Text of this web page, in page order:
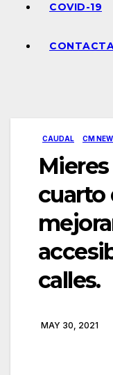
COVID-19
CAUDAL CM
cuarto
calles.
MAY 30, 2021